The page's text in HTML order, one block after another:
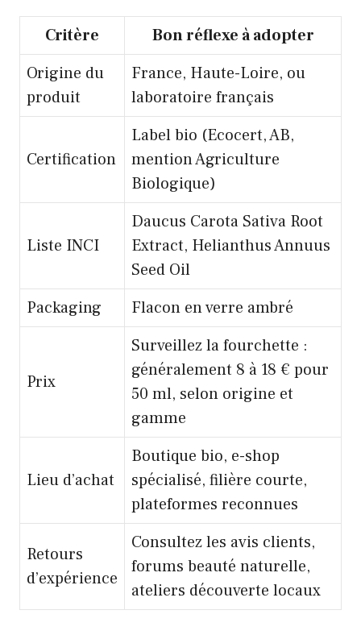
Critère
Bon réflexe à adopter
Origine du
produit
France, Haute-Loire, ou
laboratoire français
Certification
Label bio (Ecocert, AB,
mention Agriculture
Biologique)
Liste INCI
Daucus Carota Sativa Root
Extract, Helianthus Annuus
Seed Oil
Packaging
Flacon en verre ambré
Prix
Surveillez la fourchette :
généralement 8 à 18 € pour
50 ml, selon origine et
gamme
Lieu d’achat
Boutique bio, e-shop
spécialisé, filière courte,
plateformes reconnues
Retours
d’expérience
Consultez les avis clients,
forums beauté naturelle,
ateliers découverte locaux